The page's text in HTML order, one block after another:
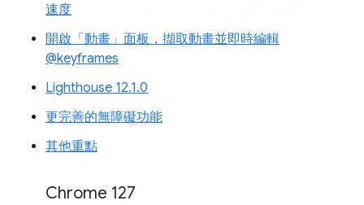
速度
開啟「動畫」面板，擷取動畫並即時編輯
@keyframes
Lighthouse 12.1.0
更完善的無障礙功能
其他重點
Chrome 127